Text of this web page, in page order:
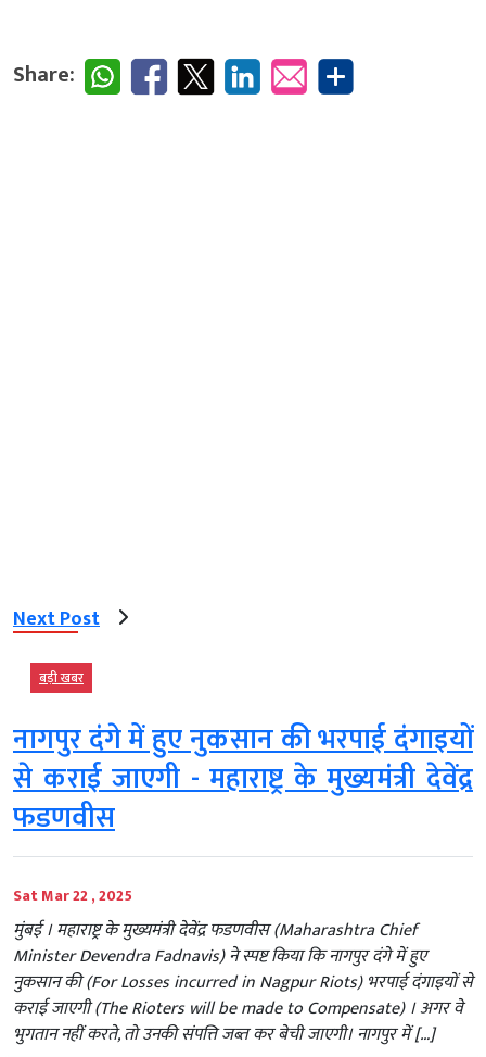
Share:
Next Post
बड़ी खबर
नागपुर दंगे में हुए नुकसान की भरपाई दंगाइयों
से कराई जाएगी - महाराष्ट्र के मुख्यमंत्री देवेंद्र
फडणवीस
Sat Mar 22 , 2025
मुंबई । महाराष्ट्र के मुख्यमंत्री देवेंद्र फडणवीस (Maharashtra Chief
Minister Devendra Fadnavis) ने स्पष्ट किया कि नागपुर दंगे में हुए
नुकसान की (For Losses incurred in Nagpur Riots) भरपाई दंगाइयों से
कराई जाएगी (The Rioters will be made to Compensate) । अगर वे
भुगतान नहीं करते, तो उनकी संपत्ति जब्त कर बेची जाएगी। नागपुर में […]